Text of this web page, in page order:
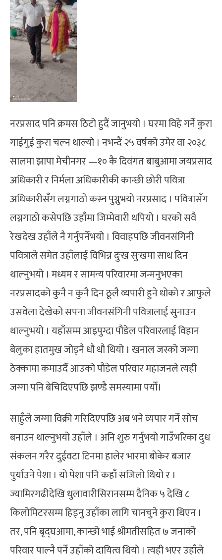
नरप्रसाद पनि क्रमस ठिटो हुदैं जानुभयो । घरमा विहे गर्ने कुरा
गाईगुई कुरा चल्न थाल्यो । नभन्दैं २५ वर्षको उमेर वा २०३८
सालमा झापा मेचीनगर —१० कै दिवंगत बाबुआमा जयप्रसाद
अधिकारी र निर्मला अधिकारीकी कान्छी छोरी पवित्रा
अधिकारीसँग लग्नगाठो कस्न पुग्नुभयो नरप्रसाद । पवित्रासँग
लग्नगाठो कसेपछि उहाँमा जिम्मेवारी थपियो । घरको सवै
रेखदेख उहाँले नै गर्नुपर्नेभयो । विवाहपछि जीवनसंगिनी
पवित्राले समेत उहाँलाई विभिन्न दुःख सुःखमा साथ दिन
थाल्नुभयो । मध्यम र सामन्य परिवारमा जन्मनुभएका
नरप्रसादको कुनै न कुनै दिन ठूलै व्यपारी हुने धोको र आफुले
उसवेला देखेको सपना जीवनसंगिनी पवित्रालाई सुनाउन
थाल्नुभयो । यहाँसम्म आइपुग्दा पौडेल परिवारलाई विहान
बेलुका हातमुख जोड्नै धौ धौ थियो । खनाल जस्को जग्गा
ठेक्कामा कमाउदैँ आउको पौडेल परिवार महाजनले त्यही
जग्गा पनि बेचिदिएपछि झण्डै समस्यामा पर्यो।
साहुँले जग्गा विक्री गरिदिएपछि अब भने व्यपार गर्ने सोच
बनाउन थाल्नुभयो उहाँले । अनि शुरु गर्नुभयो गाउँभरिका दुध
संकलन गरैर दुईवटा टिनमा हालेर भारमा बोकेर बजार
पुर्याउने पेशा । यो पेशा पनि कहाँ सजिलो थियो र ।
ज्यामिरगढीदेखि धुलावारीसिरानसम्म दैनिक ५ देखि ८
किलोमिटरसम्म हिड्नु उहाँका लागि चानचुने कुरा थिएन ।
तर, पनि बृद्घआमा, कान्छो भाई श्रीमतीसहित ७ जनाको
परिवार पाल्नै पर्ने उहाँको दायित्व थियो । त्यही भएर उहाँले